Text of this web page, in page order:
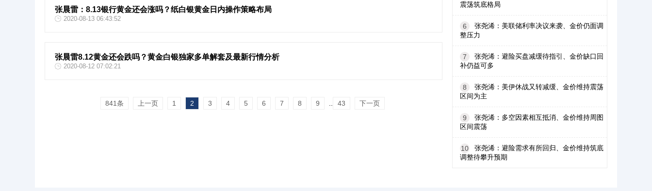
张晨雷：8.13银行黄金还会涨吗？纸白银黄金日内操作策略布局
2020-08-13 06:43:52
张晨雷8.12黄金还会跌吗？黄金白银独家多单解套及最新行情分析
2020-08-12 07:02:21
841条 上一页 1 2 3 4 5 6 7 8 9 43 下一页
震荡筑底格局
6
张尧浠：美联储利率决议来袭、金价仍面调
整压力
7
张尧浠：避险买盘减缓待指引、金价缺口回
补仍益可多
8
张尧浠：美伊休战又转减缓、金价维持震荡
区间为主
9
张尧浠：多空因素相互抵消、金价维持周图
区间震荡
10
张尧浠：避险需求有所回归、金价维持筑底
调整待攀升预期